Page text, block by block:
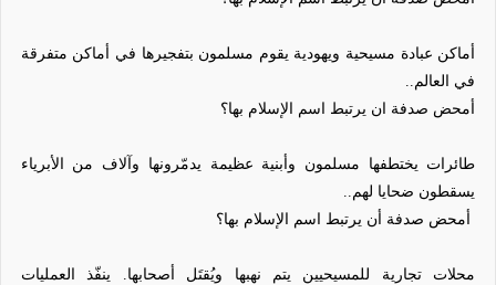
أماكن عبادة مسيحية ويهودية يقوم مسلمون بتفجيرها في أماكن متفرقة
في العالم..
أمحض صدفة ان يرتبط اسم الإسلام بها؟
طائرات يختطفها مسلمون وأبنية عظيمة يدمّرونها وآلاف من الأبرياء
يسقطون ضحايا لهم..
أمحض صدفة أن يرتبط اسم الإسلام بها؟
محلات تجارية للمسيحيين يتم نهبها ويُقتَل أصحابها. ينفّذ العمليات